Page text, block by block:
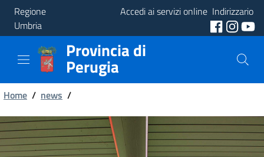
Regione
Umbria
Accedi ai servizi online Indirizzario
Provincia
Aree
Tematiche
Servizi
Provincia di
Perugia
Briciole
di
pane
Home / news /